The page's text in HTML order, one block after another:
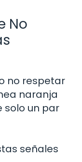
No
no respetar
naranja
solo un par
señales